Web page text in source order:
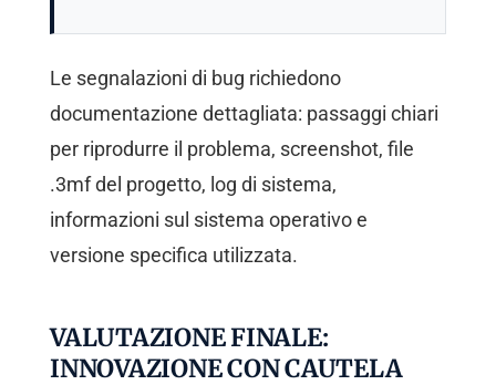
Le segnalazioni di bug richiedono
documentazione dettagliata: passaggi chiari
per riprodurre il problema, screenshot, file
.3mf del progetto, log di sistema,
informazioni sul sistema operativo e
versione specifica utilizzata.
VALUTAZIONE FINALE:
INNOVAZIONE CON CAUTELA